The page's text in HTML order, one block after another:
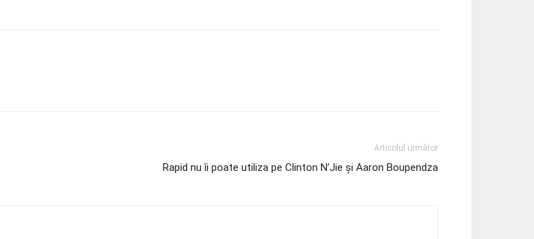
Articolul următor
Rapid nu îi poate utiliza pe Clinton N’Jie și Aaron Boupendza